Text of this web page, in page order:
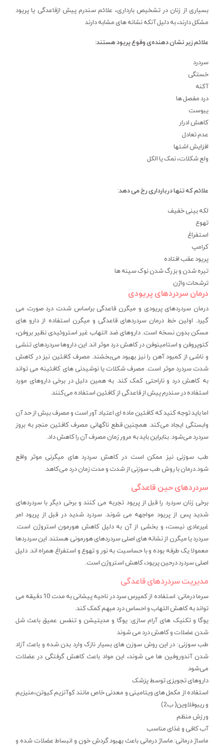
بسیاری از زنان در تشخیص بارداری، علائم سندرم پیش ازقاعدگی یا پریود
مشکل دارند، به دلیل آنکه نشانه های مشابه دارند
علائم زیر نشان دهنده‌ی وقوع پریود هستند:
سردرد
خستگی
آکنه
درد مفصل ها
یبوست
کاهش ادرار
عدم تعادل
افزایش اشتها
ولع شکلات، نمک یا الکل
علائم که تنها دربارداری رخ می دهد:
لکه بینی خفیف
تهوع
استفراغ
کرامپ
پریود عقب افتاده
تیره شدن و بزرگ شدن نوک سینه ها
ترشحات واژن
درمان سردردهای پریودی
درمان سردردهای پریودی و میگرن قاعدگی براساس شدت درد صورت می
گیرد. اولین خط درمان سردردهای قاعدگی و میگرن استفاده از دارو های
مسکن بدون نسخه است. داروهای ضد التهاب غیر استروئیدی نظیر بروفن،
کتوپروفن و استامینوفن در کاهش درد موثر اند. این داروها سردردهای تنشی
و ناشی از کمبود آهن را نیز بهبود می‌بخشند. مصرف کافئین نیز در کاهش
شدت سردرد موثر است. مصرف شکلات یا نوشیدنی های کافئینه می تواند
به کاهش درد و ناراحتی کمک کند. به همین دلیل در برخی داروهای مورد
استفاده در سندرم پیش از قاعدگی از کافئین استفاده می‌کنند.
اما باید توجه کنید که کافئین ماده ای اعتیاد آور است و مصرف بیش از حد آن
وابستگی ایجاد می‌‌‌کند‌. همچنین قطع ناگهانی مصرف کافئین منجر به بروز
سردرد می‌شود. بنابراین باید به مرور زمان مصرف آن را کاهش داد.
طب سوزنی نیز ممکن است در کاهش سردرد های میگرنی موثر واقع
شود.درمان با روش طب سوزنی از شدت و مدت زمان درد می‌‎کاهد.
سردردهای حین قاعدگی
برخی زنان سردرد را قبل از پریود تجربه می کنند و برخی دیگر با سردردهای
شدید پس از پریود مواجهه می شوند. سردرد شدید در قبل از پریود امر
غیرعادی نیست، و بخشی از آن به دلیل کاهش هورمون استروژن است.
سردرد یا میگرن از نشانه های اصلی سردردهای هورمونی هستند. این سردردها
معمولا یک طرفه بوده و با حساسیت به نور و تهوع و استفراغ همراه اند. دلیل
اصلی سردرد درحین پریود، کاهش استروژن است.
مدیریت سردردهای قاعدگی
سرما درمانی: استفاده از کمپرس سرد در ناحیه پیشانی به مدت 10 دقیقه می
تواند به کاهش التهاب و احساس درد مبهم کمک کند.
یوگا و تکنیک های آرام سازی: یوگا و مدیتیشن و تنفس عمیق باعث شل
شدن عضلات و کاهش درد می شوند
طب سوزنی: در این روش سوزن های بسیار نازک وارد بدن شده و باعث آزاد
شدن آندوروفین ها می شوند، این مواد باعث کاهش گرفتگی در عضلات
می‌شود
داروهای تجویزی توسط پزشک
استفاده از مکمل های ویتامینی و معدنی خاص مانند کوآنزیم کیوتن،منیزیم
و ریبوفلاوین( ب2)
ورزش منظم
آب کافی و غذای مناسب
ماساژ درمانی: ماساژ درمانی باعث بهبود گردش خون و انبساط عضلات شده و